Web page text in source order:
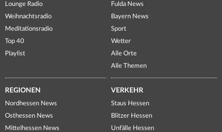
Lounge Radio
Weihnachtsradio
Meditationsradio
Top 40
Playlist
Fulda News
Bayern News
Sport
Wetter
Alle Orte
Alle Themen
REGIONEN
Nordhessen News
Osthessen News
Mittelhessen News
VERKEHR
Staus Hessen
Blitzer Hessen
Unfälle Hessen